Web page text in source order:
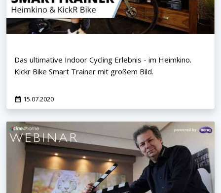
Das ultimative Indoor Cycling Erlebnis - im Heimkino.
Kickr Bike Smart Trainer mit großem Bild.
15.07.2020